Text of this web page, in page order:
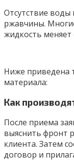
Отсутствие
ржавчины.
жидкость меняет
Ниже приведена
материала:
Как
После приема
выяснить фронт
клиента. Затем
договор и